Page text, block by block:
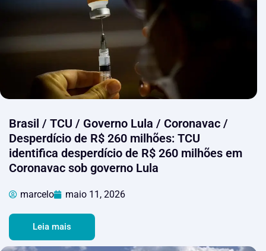
Brasil / TCU / Governo Lula / Coronavac /
Desperdício de R$ 260 milhões: TCU
identifica desperdício de R$ 260 milhões em
Coronavac sob governo Lula
marcelo maio 11, 2026
Leia mais